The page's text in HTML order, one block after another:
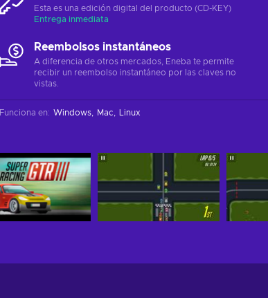
Esta es una edición digital del producto (CD-KEY)
Entrega inmediata
Reembolsos instantáneos
A diferencia de otros mercados, Eneba te permite
recibir un reembolso instantáneo por las claves no
vistas.
Funciona en: Windows Mac Linux